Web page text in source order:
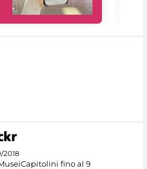
2018
fino al 9